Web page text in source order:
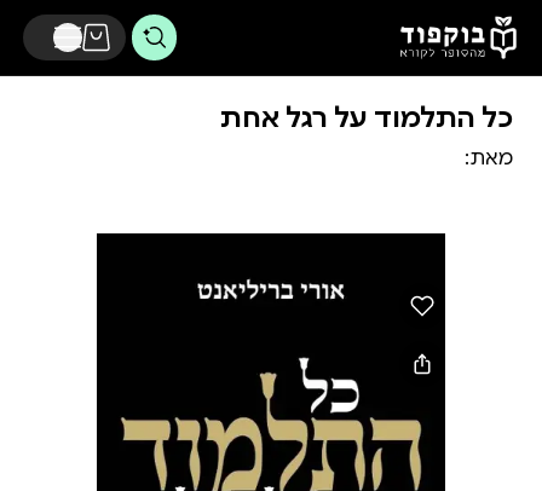
דלג לתוכן הראשי
כל התלמוד על רגל אחת
מאת: